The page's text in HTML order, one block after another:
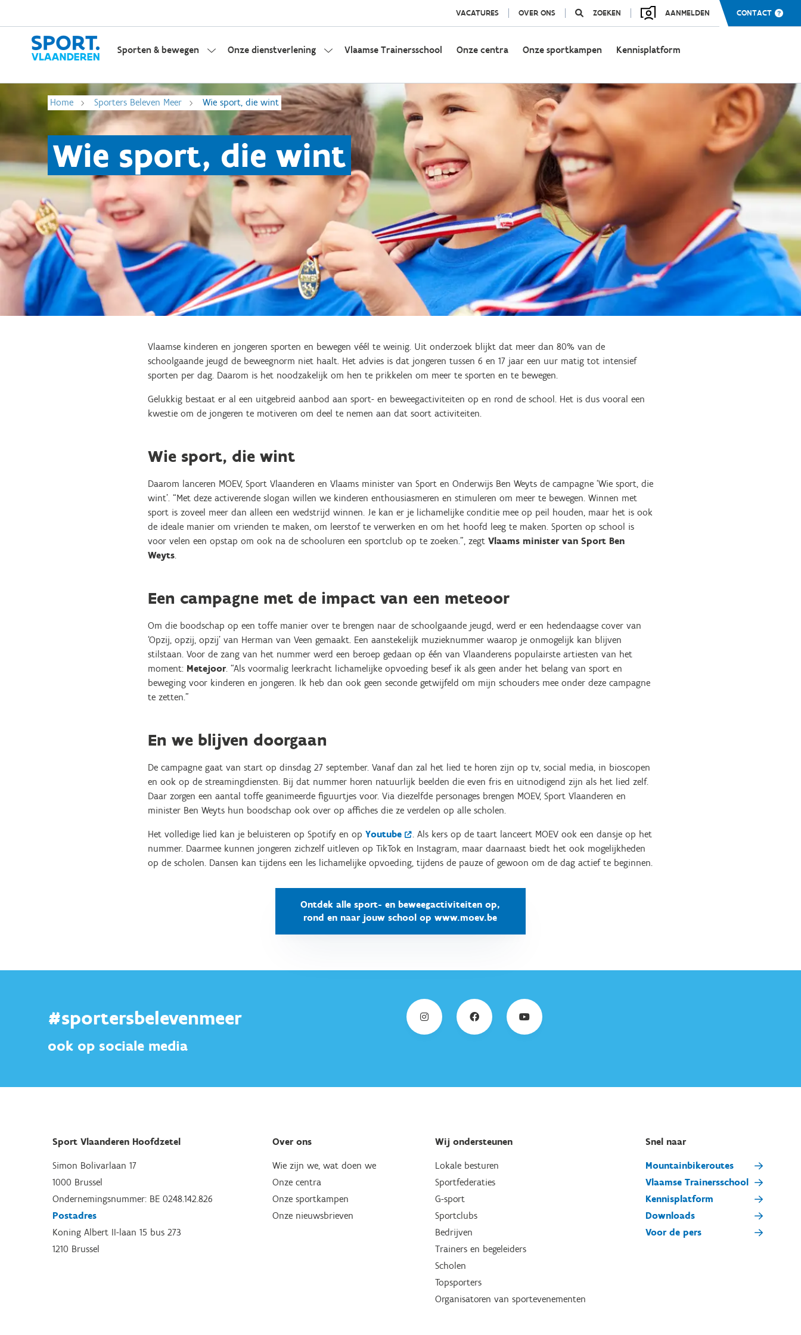
VACATURES OVER ONS ZOEKEN AANMELDEN CONTACT
Sporten & bewegen Onze dienstverlening Vlaamse Trainersschool Onze centra Onze sportkampen Kennisplatform
Home Sporters Beleven Meer Wie sport, die wint
Wie sport, die wint
Vlaamse kinderen en jongeren sporten en bewegen véél te weinig. Uit onderzoek blijkt dat meer dan 80% van de
schoolgaande jeugd de beweegnorm niet haalt. Het advies is dat jongeren tussen 6 en 17 jaar een uur matig tot intensief
sporten per dag. Daarom is het noodzakelijk om hen te prikkelen om meer te sporten en te bewegen.
Gelukkig bestaat er al een uitgebreid aanbod aan sport- en beweegactiviteiten op en rond de school. Het is dus vooral een
kwestie om de jongeren te motiveren om deel te nemen aan dat soort activiteiten.
Wie sport, die wint
Daarom lanceren MOEV, Sport Vlaanderen en Vlaams minister van Sport en Onderwijs Ben Weyts de campagne ‘Wie sport, die
wint’. “Met deze activerende slogan willen we kinderen enthousiasmeren en stimuleren om meer te bewegen. Winnen met
sport is zoveel meer dan alleen een wedstrijd winnen. Je kan er je lichamelijke conditie mee op peil houden, maar het is ook
de ideale manier om vrienden te maken, om leerstof te verwerken en om het hoofd leeg te maken. Sporten op school is
voor velen een opstap om ook na de schooluren een sportclub op te zoeken.”, zegt Vlaams minister van Sport Ben
Weyts.
Een campagne met de impact van een meteoor
Om die boodschap op een toffe manier over te brengen naar de schoolgaande jeugd, werd er een hedendaagse cover van
‘Opzij, opzij, opzij’ van Herman van Veen gemaakt. Een aanstekelijk muzieknummer waarop je onmogelijk kan blijven
stilstaan. Voor de zang van het nummer werd een beroep gedaan op één van Vlaanderens populairste artiesten van het
moment: Metejoor. “Als voormalig leerkracht lichamelijke opvoeding besef ik als geen ander het belang van sport en
beweging voor kinderen en jongeren. Ik heb dan ook geen seconde getwijfeld om mijn schouders mee onder deze campagne
te zetten.”
En we blijven doorgaan
De campagne gaat van start op dinsdag 27 september. Vanaf dan zal het lied te horen zijn op tv, social media, in bioscopen
en ook op de streamingdiensten. Bij dat nummer horen natuurlijk beelden die even fris en uitnodigend zijn als het lied zelf.
Daar zorgen een aantal toffe geanimeerde figuurtjes voor. Via diezelfde personages brengen MOEV, Sport Vlaanderen en
minister Ben Weyts hun boodschap ook over op affiches die ze verdelen op alle scholen.
Het volledige lied kan je beluisteren op Spotify en op Youtube
. Als kers op de taart lanceert MOEV ook een dansje op het
nummer. Daarmee kunnen jongeren zichzelf uitleven op TikTok en Instagram, maar daarnaast biedt het ook mogelijkheden
op de scholen. Dansen kan tijdens een les lichamelijke opvoeding, tijdens de pauze of gewoon om de dag actief te beginnen.
Ontdek alle sport- en beweegactiviteiten op,
rond en naar jouw school op www.moev.be
#sportersbelevenmeer
ook op sociale media
Sport Vlaanderen Hoofdzetel
Simon Bolivarlaan 17
1000 Brussel
Ondernemingsnummer: BE 0248.142.826
Postadres
Koning Albert II-laan 15 bus 273
1210 Brussel
Over ons
Wie zijn we, wat doen we
Onze centra
Onze sportkampen
Onze nieuwsbrieven
Wij ondersteunen
Lokale besturen
Sportfederaties
G-sport
Sportclubs
Bedrijven
Trainers en begeleiders
Scholen
Topsporters
Organisatoren van sportevenementen
Snel naar
Mountainbikeroutes
Vlaamse Trainersschool
Kennisplatform
Downloads
Voor de pers